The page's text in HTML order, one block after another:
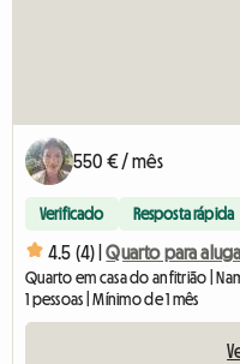
550 € / mês
Verificado Resposta rápida
4.5 (4) | Quarto para
Quarto em casa do anfitrião |
1 pessoas | Mínimo de 1 mês